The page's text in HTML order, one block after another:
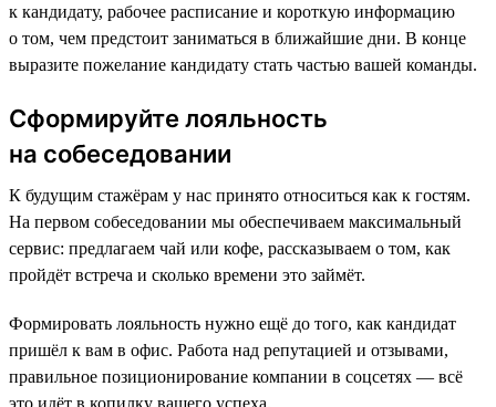
к кандидату, рабочее расписание и короткую информацию
о том, чем предстоит заниматься в ближайшие дни. В конце
выразите пожелание кандидату стать частью вашей команды.
Сформируйте лояльность
на собеседовании
К будущим стажёрам у нас принято относиться как к гостям.
На первом собеседовании мы обеспечиваем максимальный
сервис: предлагаем чай или кофе, рассказываем о том, как
пройдёт встреча и сколько времени это займёт.
Формировать лояльность нужно ещё до того, как кандидат
пришёл к вам в офис. Работа над репутацией и отзывами,
правильное позиционирование компании в соцсетях — всё
это идёт в копилку вашего успеха.